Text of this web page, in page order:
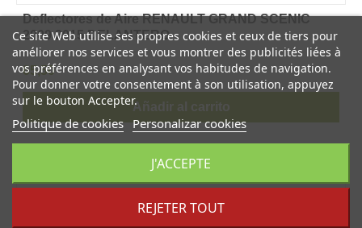
Deflectores de Aire RENAULT GRAND SCENIC
2009 2015 DELANTERO
65,50
Añadir al carrito
Ce site Web utilise ses propres cookies et ceux de tiers pour
améliorer nos services et vous montrer des publicités liées à
vos préférences en analysant vos habitudes de navigation.
Pour donner votre consentement à son utilisation, appuyez
sur le bouton Accepter.
Politique de cookies Personalizar cookies
REJETER TOUT
J'ACCEPTE